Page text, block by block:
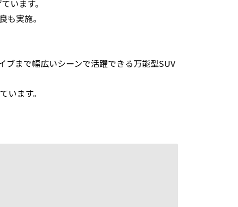
います。
も実施。
ブまで幅広いシーンで活躍できる万能型SUV
ます。